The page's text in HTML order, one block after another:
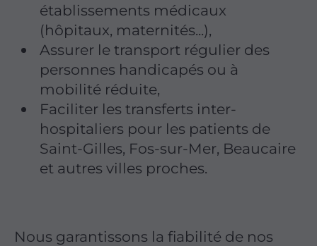
établissements médicaux
(hôpitaux, maternités...),
Assurer le transport régulier des
personnes handicapés ou à
mobilité réduite,
Faciliter les transferts inter-
hospitaliers pour les patients de
Saint-Gilles, Fos-sur-Mer, Beaucaire
et autres villes proches.
Nous garantissons la fiabilité de nos